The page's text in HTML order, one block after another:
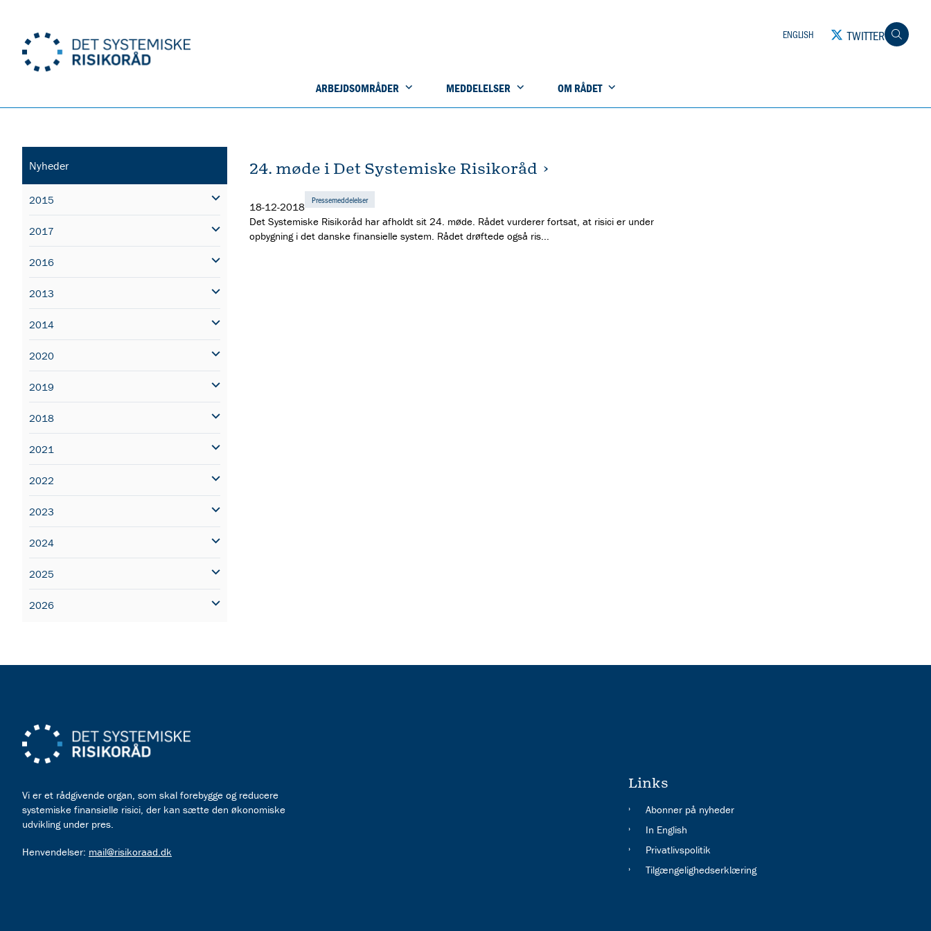
ENGLISH TWITTER
ARBEJDSOMRÅDER MEDDELELSER OM RÅDET
Nyheder
2015
2017
2016
2013
2014
2020
2019
2018
2021
2022
2023
2024
2025
2026
24. møde i Det Systemiske Risikoråd
18-12-2018
Pressemeddelelser
Det Systemiske Risikoråd har afholdt sit 24. møde. Rådet vurderer fortsat, at risici er under
opbygning i det danske finansielle system. Rådet drøftede også ris...
Vi er et rådgivende organ, som skal forebygge og reducere
systemiske finansielle risici, der kan sætte den økonomiske
udvikling under pres.
Henvendelser: mail@risikoraad.dk
Links
Abonner på nyheder
In English
Privatlivspolitik
Tilgængelighedserklæring